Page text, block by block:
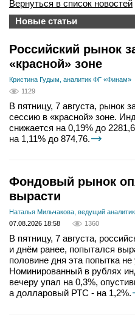
Вернуться в список новостей
Новые статьи
Российский рынок
«красной» зоне
Кристина Гудым, аналитик ФГ «Финам»
1129
В пятницу, 7 августа, рынок
сессию в «красной» зоне.
снижается на 0,19% до
на 1,11% до 874,76.
Фондовый рынок
вырасти
Наталья Мильчакова, ведущий
07.08.2026 18:58
1360
В пятницу, 7 августа,
и днём ранее, попытался
половине дня эта попытка
Номинированный в рублях
вечеру упал на 0,3%,
а долларовый РТС - на 1,2%.